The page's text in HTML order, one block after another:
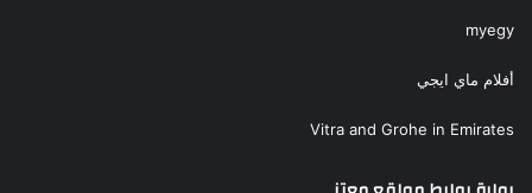
myegy
أفلام ماي ايجي
Vitra and Grohe in Emirates